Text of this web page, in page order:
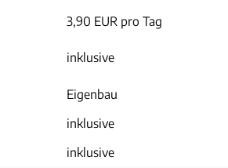
3,90 EUR pro Tag
inklusive
Eigenbau
inklusive
inklusive